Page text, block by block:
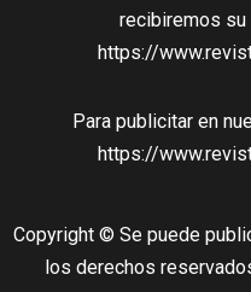
recibiremos
https://
Para publicitar en
https://
Copyright © Se puede
los derechos